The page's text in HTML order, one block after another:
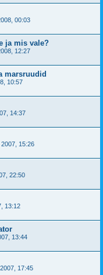
00:03
ja mis vale?
12:27
marsruudid
10:57
14:37
15:26
22:50
13:12
13:44
17:45